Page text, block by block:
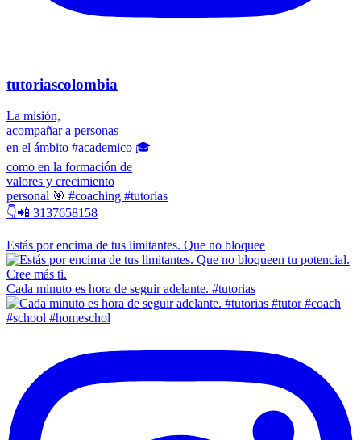
tutoriascolombia
La misión,
acompañar a personas
en el ámbito #academico 🎓
como en la formación de
valores y crecimiento
personal 🎯 #coaching #tutorias
👇📲 3137658158
Estás por encima de tus limitantes. Que no bloquee
Cada minuto es hora de seguir adelante. #tutorias